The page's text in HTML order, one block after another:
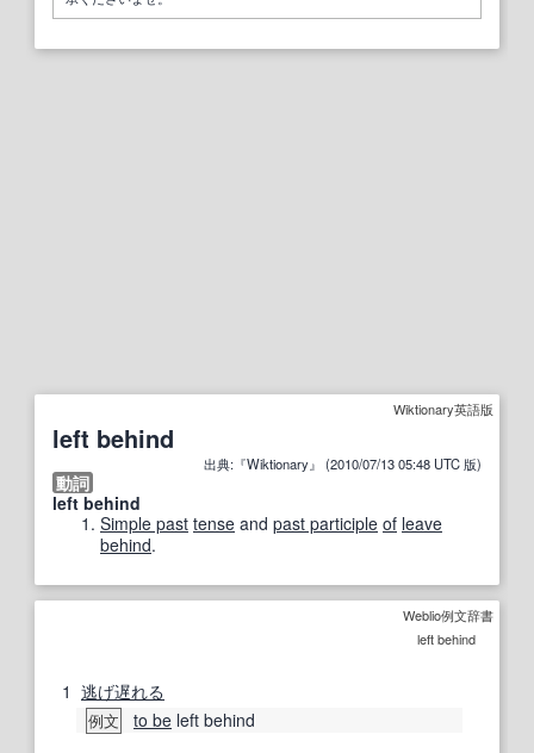
Wiktionary英語版
left behind
出典:『Wiktionary』 (2010/07/13 05:48 UTC 版)
動詞
left behind
Simple past tense and past participle of leave
behind.
Weblio例文辞書
left behind
1 逃げ遅れる
例文 to be left behind